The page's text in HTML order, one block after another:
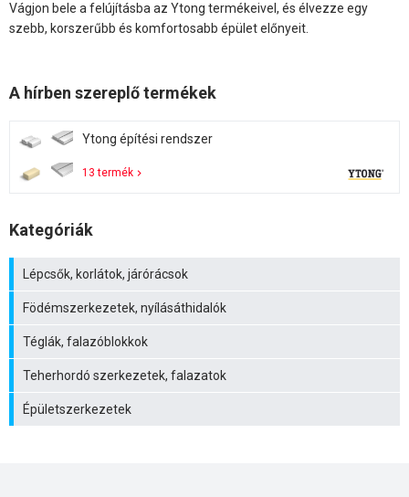
Vágjon bele a felújításba az Ytong termékeivel, és élvezze egy
szebb, korszerűbb és komfortosabb épület előnyeit.
A hírben szereplő termékek
Ytong építési rendszer
13 termék
Kategóriák
Lépcsők, korlátok, járórácsok
Födémszerkezetek, nyílásáthidalók
Téglák, falazóblokkok
Teherhordó szerkezetek, falazatok
Épületszerkezetek